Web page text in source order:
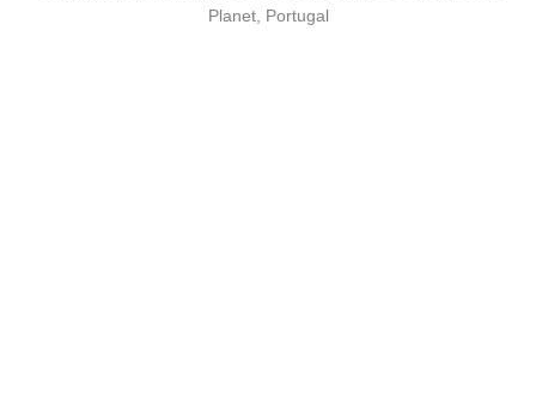
Planet, Portugal